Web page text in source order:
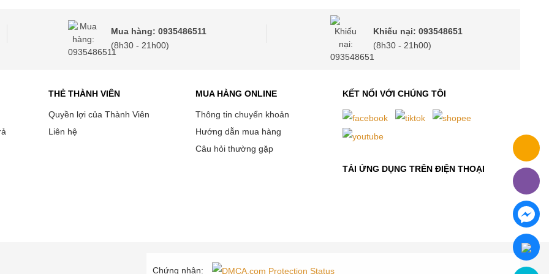
Mua hàng: 0935486511
(8h30 - 21h00)
Khiếu nại: 093548651
(8h30 - 21h00)
THẺ THÀNH VIÊN
Quyền lợi của Thành Viên
Liên hệ
MUA HÀNG ONLINE
Thông tin chuyển khoản
Hướng dẫn mua hàng
Câu hỏi thường gặp
KẾT NỐI VỚI CHÚNG TÔI
TẢI ỨNG DỤNG TRÊN ĐIỆN THOẠI
Chứng nhận: